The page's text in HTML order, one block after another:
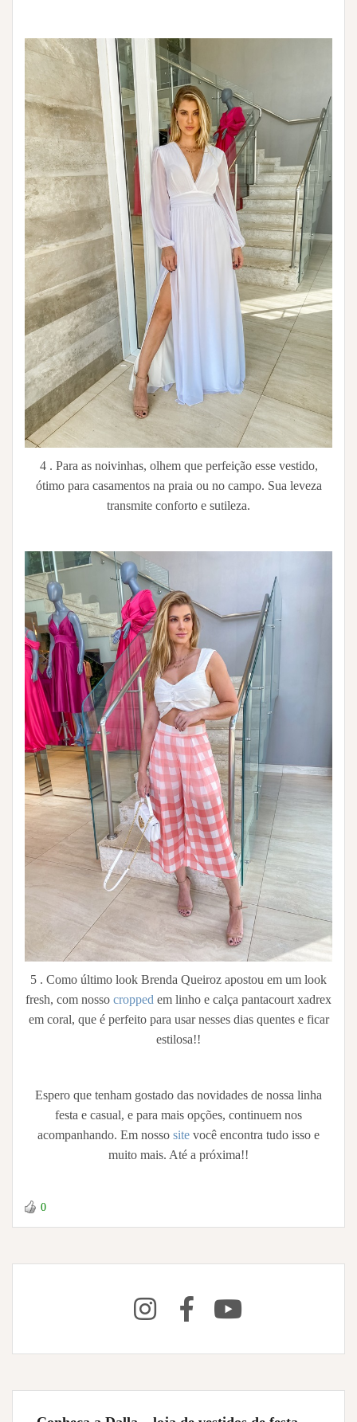
4 . Para as noivinhas, olhem que perfeição esse vestido,
ótimo para casamentos na praia ou no campo. Sua leveza
transmite conforto e sutileza.
5 . Como último look Brenda Queiroz apostou em um look
fresh, com nosso cropped em linho e calça pantacourt xadrex
em coral, que é perfeito para usar nesses dias quentes e ficar
estilosa!!
Espero que tenham gostado das novidades de nossa linha
festa e casual, e para mais opções, continuem nos
acompanhando. Em nosso site você encontra tudo isso e
muito mais. Até a próxima!!
0